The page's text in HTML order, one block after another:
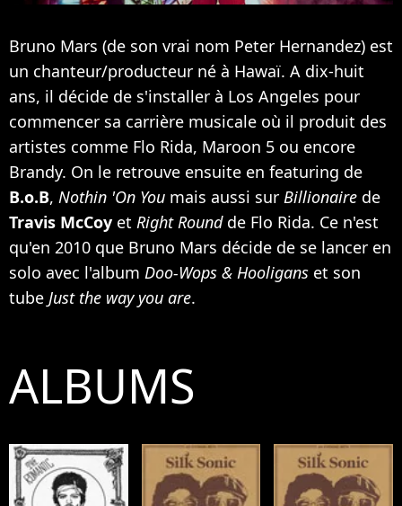
Bruno Mars (de son vrai nom Peter Hernandez) est
un chanteur/producteur né à Hawaï. A dix-huit
ans, il décide de s'installer à Los Angeles pour
commencer sa carrière musicale où il produit des
artistes comme Flo Rida, Maroon 5 ou encore
Brandy. On le retrouve ensuite en featuring de
B.o.B, Nothin 'On You mais aussi sur Billionaire de
Travis McCoy et Right Round de Flo Rida. Ce n'est
qu'en 2010 que Bruno Mars décide de se lancer en
solo avec l'album Doo-Wops & Hooligans et son
tube Just the way you are.
ALBUMS